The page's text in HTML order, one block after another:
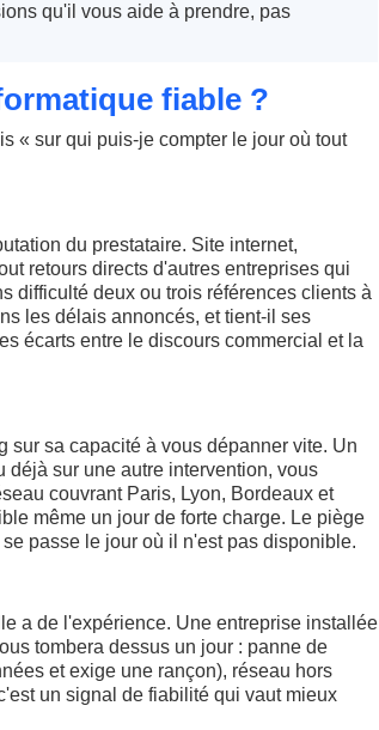
qu'il vous aide à prendre, pas
fiable ?
« sur qui puis-je compter le jour où tout
du prestataire. Site internet,
retours directs d'autres entreprises qui
difficulté deux ou trois références clients à
les délais annoncés, et tient-il ses
écarts entre le discours commercial et la
sur sa capacité à vous dépanner vite. Un
déjà sur une autre intervention, vous
couvrant Paris, Lyon, Bordeaux et
même un jour de forte charge. Le piège
passe le jour où il n'est pas disponible.
a de l'expérience. Une entreprise installée
tombera dessus un jour : panne de
et exige une rançon), réseau hors
un signal de fiabilité qui vaut mieux